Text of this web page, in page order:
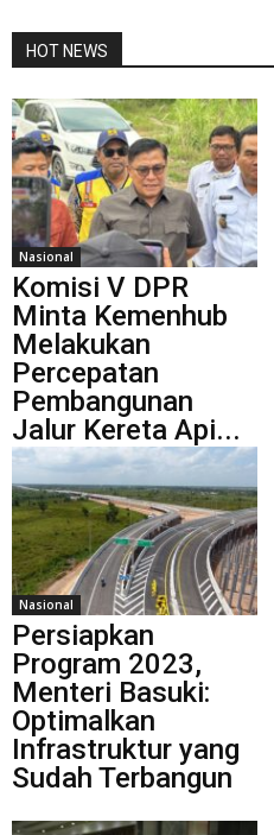
HOT NEWS
Nasional
Komisi V DPR
Minta Kemenhub
Melakukan
Percepatan
Pembangunan
Jalur Kereta Api...
Nasional
Persiapkan
Program 2023,
Menteri Basuki:
Optimalkan
Infrastruktur yang
Sudah Terbangun